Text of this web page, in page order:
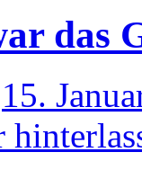
das
15.